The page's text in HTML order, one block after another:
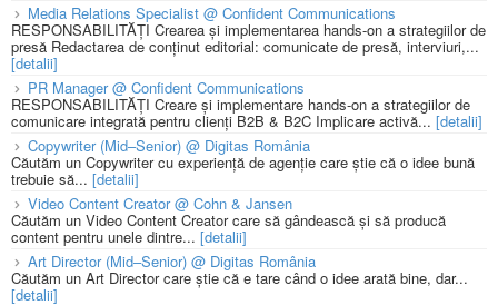
Media Relations Specialist @ Confident Communications
RESPONSABILITĂȚI Crearea și implementarea hands-on a strategiilor de
presă Redactarea de conținut editorial: comunicate de presă, interviuri,...
[detalii]
PR Manager @ Confident Communications
RESPONSABILITĂȚI Creare și implementare hands-on a strategiilor de
comunicare integrată pentru clienți B2B & B2C Implicare activă... [detalii]
Copywriter (Mid–Senior) @ Digitas România
Căutăm un Copywriter cu experiență de agenție care știe că o idee bună
trebuie să... [detalii]
Video Content Creator @ Cohn & Jansen
Căutăm un Video Content Creator care să gândească și să producă
content pentru unele dintre... [detalii]
Art Director (Mid–Senior) @ Digitas România
Căutăm un Art Director care știe că e tare când o idee arată bine, dar...
[detalii]